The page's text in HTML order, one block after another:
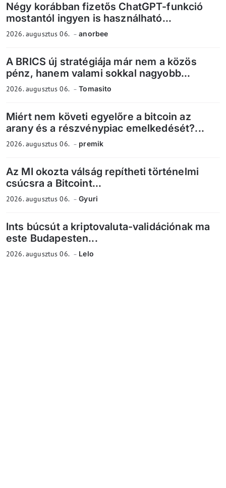
Négy korábban fizetős ChatGPT-funkció
mostantól ingyen is használható...
2026. augusztus 06. anorbee
A BRICS új stratégiája már nem a közös
pénz, hanem valami sokkal nagyobb...
2026. augusztus 06. Tomasito
Miért nem követi egyelőre a bitcoin az
arany és a részvénypiac emelkedését?...
2026. augusztus 06. premik
Az MI okozta válság repítheti történelmi
csúcsra a Bitcoint...
2026. augusztus 06. Gyuri
Ints búcsút a kriptovaluta-validációnak ma
este Budapesten...
2026. augusztus 06. Lelo